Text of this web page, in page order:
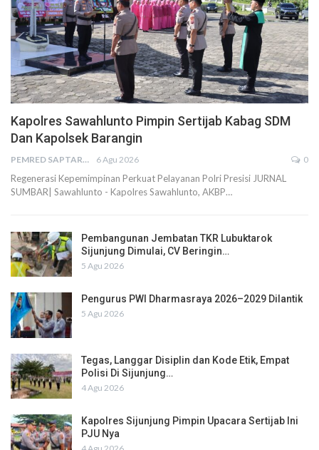
Kapolres Sawahlunto Pimpin Sertijab Kabag SDM
Dan Kapolsek Barangin
PEMRED SAPTARIUS 6 Agu 2026 0
Regenerasi Kepemimpinan Perkuat Pelayanan Polri Presisi JURNAL
SUMBAR| Sawahlunto - Kapolres Sawahlunto, AKBP…
Pembangunan Jembatan TKR Lubuktarok
Sijunjung Dimulai, CV Beringin…
5 Agu 2026
Pengurus PWI Dharmasraya 2026–2029 Dilantik
5 Agu 2026
Tegas, Langgar Disiplin dan Kode Etik, Empat
Polisi Di Sijunjung…
4 Agu 2026
Kapolres Sijunjung Pimpin Upacara Sertijab Ini
PJU Nya